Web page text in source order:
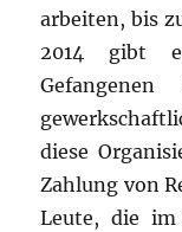
arbeiten, bis
2014 gibt
diese
Zahlung von
Leute, die im